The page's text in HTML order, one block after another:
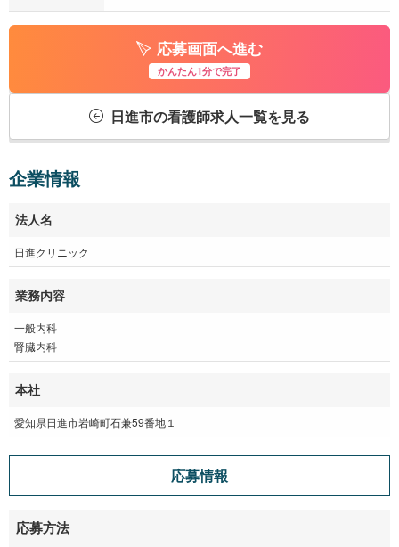
応募画面へ進む
かんたん1分で完了
日進市の看護師求人一覧を見る
企業情報
法人名
日進クリニック
業務内容
一般内科
腎臓内科
本社
愛知県日進市岩崎町石兼59番地１
応募情報
応募方法